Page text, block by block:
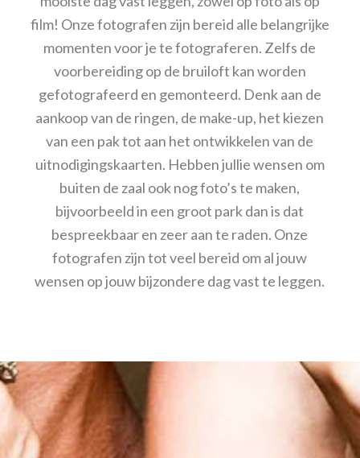
film! Onze fotografen zijn bereid alle belangrijke
momenten voor je te fotograferen. Zelfs de
voorbereiding op de bruiloft kan worden
gefotografeerd en gemonteerd. Denk aan de
aankoop van de ringen, de make-up, het kiezen
van een pak tot aan het ontwikkelen van de
uitnodigingskaarten. Hebben jullie wensen om
buiten de zaal ook nog foto’s te maken,
bijvoorbeeld in een groot park dan is dat
bespreekbaar en zeer aan te raden. Onze
fotografen zijn tot veel bereid om al jouw
wensen op jouw bijzondere dag vast te leggen.